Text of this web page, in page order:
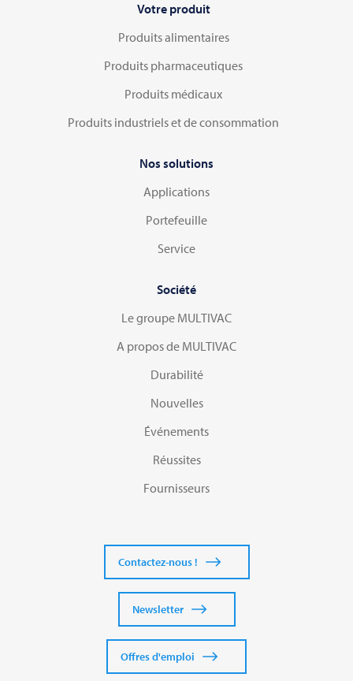
Votre produit
Produits alimentaires
Produits pharmaceutiques
Produits médicaux
Produits industriels et de consommation
Nos solutions
Applications
Portefeuille
Service
Société
Le groupe MULTIVAC
A propos de MULTIVAC
Durabilité
Nouvelles
Événements
Réussites
Fournisseurs
Contactez-nous !
Newsletter
Offres d'emploi